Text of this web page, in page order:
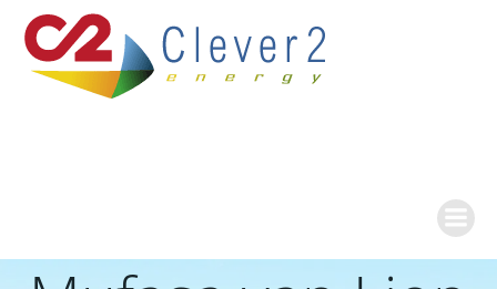
naar
de
inhoud